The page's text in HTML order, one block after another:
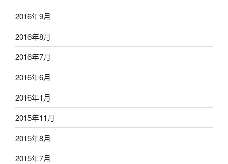
2016年9月
2016年8月
2016年7月
2016年6月
2016年1月
2015年11月
2015年8月
2015年7月